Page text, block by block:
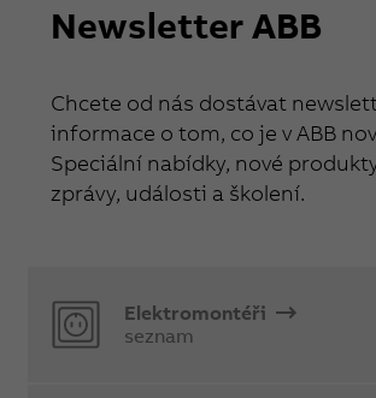
Newsletter ABB
Chcete od nás dostávat
informace o tom, co je v ABB
Speciální nabídky, nové
zprávy, události a školení.
Elektromontéři
seznam